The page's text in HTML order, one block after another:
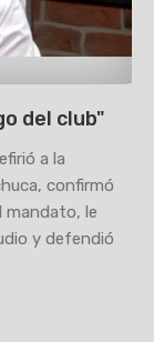
del club"
a la
confirmó
mandato, le
y defendió